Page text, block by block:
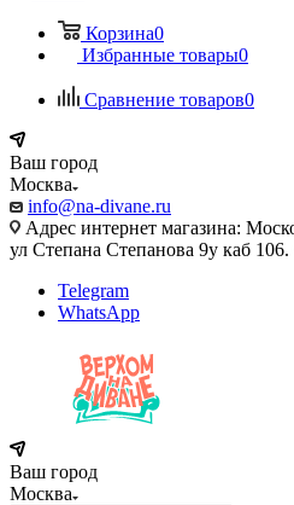
Корзина0
Избранные товары0
Сравнение товаров0
Ваш город
Москва
info@na-divane.ru
Адрес интернет магазина:
ул Степана Степанова 9у каб
Telegram
WhatsApp
Ваш город
Москва